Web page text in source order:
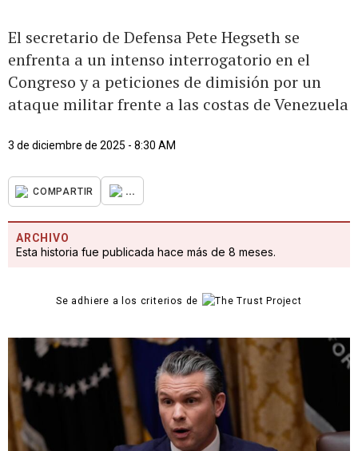
El secretario de Defensa Pete Hegseth se
enfrenta a un intenso interrogatorio en el
Congreso y a peticiones de dimisión por un
ataque militar frente a las costas de Venezuela
3 de diciembre de 2025 - 8:30 AM
COMPARTIR ...
ARCHIVO
Esta historia fue publicada hace más de 8 meses.
Se adhiere a los criterios de